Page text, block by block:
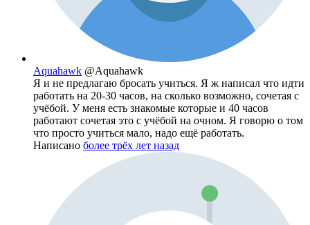
Aquahawk @Aquahawk
Я и не предлагаю бросать учиться. Я ж написал что идти
работать на 20-30 часов, на сколько возможно, сочетая с
учёбой. У меня есть знакомые которые и 40 часов
работают сочетая это с учёбой на очном. Я говорю о том
что просто учиться мало, надо ещё работать.
Написано более трёх лет назад